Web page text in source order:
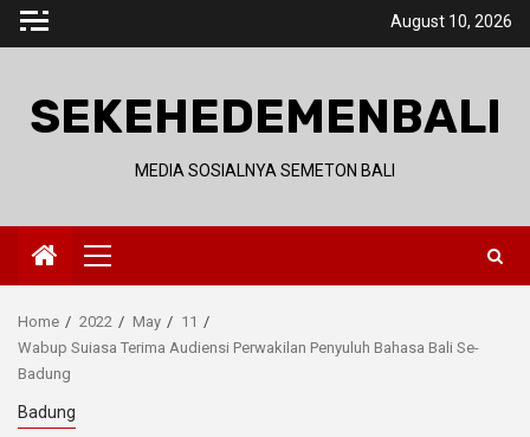
Skip
August 10, 2026
SEKEHEDEMENBALI
MEDIA SOSIALNYA SEMETON BALI
Primary
Menu
Home 2022 May
11
Wabup Suiasa Terima Audiensi Perwakilan Penyuluh Bahasa Bali Se-
Badung
Badung